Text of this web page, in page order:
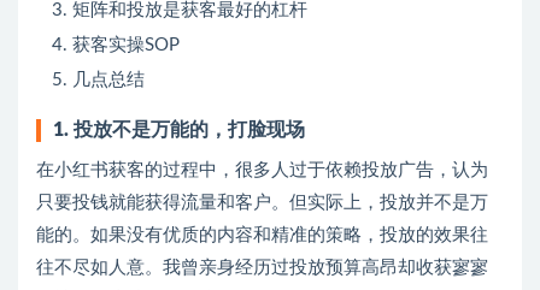
矩阵和投放是获客最好的杠杆
获客实操SOP
几点总结
1. 投放不是万能的，打脸现场
在小红书获客的过程中，很多人过于依赖投放广告，认为
只要投钱就能获得流量和客户。但实际上，投放并不是万
能的。如果没有优质的内容和精准的策略，投放的效果往
往不尽如人意。我曾亲身经历过投放预算高昂却收获寥寥